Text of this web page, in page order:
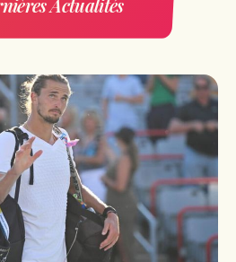
Actualités